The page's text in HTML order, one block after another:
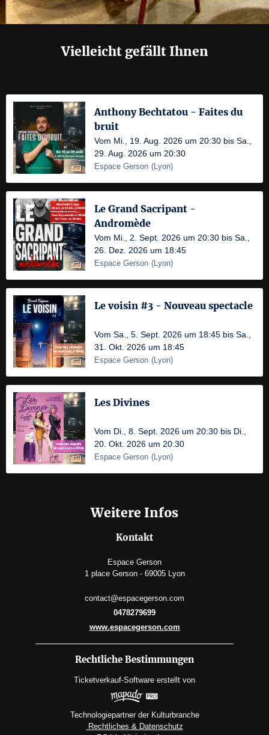
Vielleicht gefällt Ihnen
Anthony Bechtatou - Faites du
bruit
Vom Mi., 19. Aug. 2026 um 20:30 bis Sa.,
29. Aug. 2026 um 20:30
Espace Gerson (Lyon)
Le Grand Sacripant -
Andromède
Vom Mi., 2. Sept. 2026 um 20:30 bis Sa.,
26. Dez. 2026 um 18:45
Espace Gerson (Lyon)
Le voisin #3 - Nouveau spectacle
Vom Sa., 5. Sept. 2026 um 18:45 bis Sa.,
31. Okt. 2026 um 18:45
Espace Gerson (Lyon)
Les Divines
Vom Di., 8. Sept. 2026 um 20:30 bis Di.,
20. Okt. 2026 um 20:30
Espace Gerson (Lyon)
Weitere Infos
Kontakt
Espace Gerson
1 place Gerson - 69005 Lyon
contact@espacegerson.com
0478279699
www.espacegerson.com
Rechtliche Bestimmungen
Ticketverkauf-Software erstellt von
Technologiepartner der Kulturbranche
Rechtliches & Datenschutz